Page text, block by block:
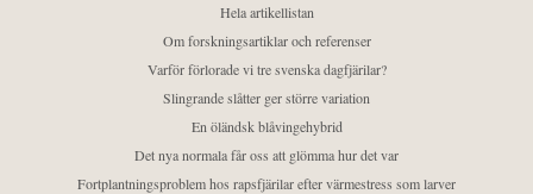
Hela artikellistan
Om forskningsartiklar och referenser
Varför förlorade vi tre svenska dagfjärilar?
Slingrande slåtter ger större variation
En öländsk blåvingehybrid
Det nya normala får oss att glömma hur det var
Fortplantningsproblem hos rapsfjärilar efter värmestress som larver